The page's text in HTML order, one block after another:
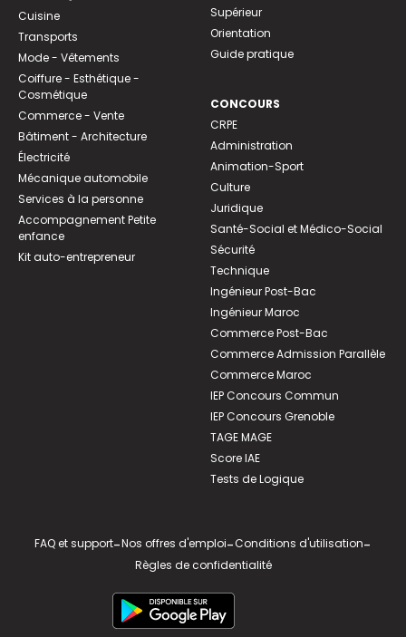
Cuisine
Transports
Mode - Vêtements
Coiffure - Esthétique -
Cosmétique
Commerce - Vente
Bâtiment - Architecture
Électricité
Mécanique automobile
Services à la personne
Accompagnement Petite
enfance
Kit auto-entrepreneur
Supérieur
Orientation
Guide pratique
CONCOURS
CRPE
Administration
Animation-Sport
Culture
Juridique
Santé-Social et Médico-Social
Sécurité
Technique
Ingénieur Post-Bac
Ingénieur Maroc
Commerce Post-Bac
Commerce Admission Parallèle
Commerce Maroc
IEP Concours Commun
IEP Concours Grenoble
TAGE MAGE
Score IAE
Tests de Logique
FAQ et support-Nos offres d'emploi-Conditions d'utilisation-
Règles de confidentialité